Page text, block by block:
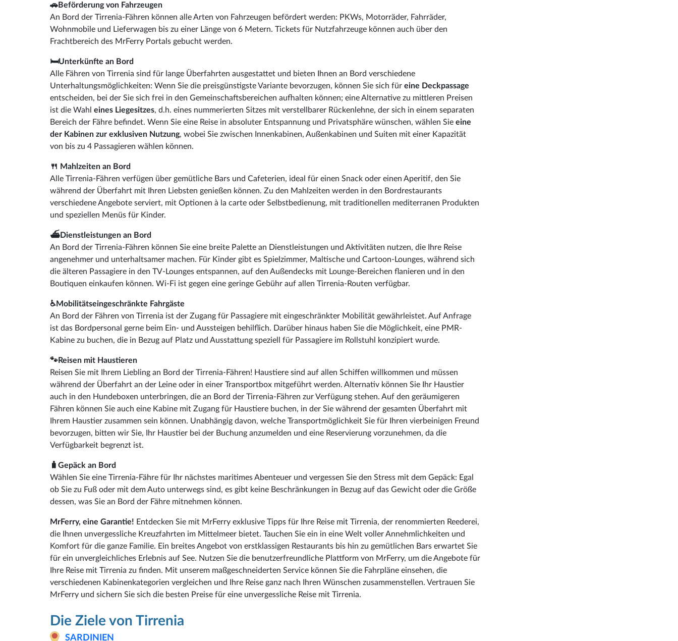
🚗Beförderung von Fahrzeugen
An Bord der Tirrenia-Fähren können alle Arten von Fahrzeugen befördert werden: PKWs, Motorräder, Fahrräder,
Wohnmobile und Lieferwagen bis zu einer Länge von 6 Metern. Tickets für Nutzfahrzeuge können auch über den
Frachtbereich des MrFerry Portals gebucht werden.
🛏Unterkünfte an Bord
Alle Fähren von Tirrenia sind für lange Überfahrten ausgestattet und bieten Ihnen an Bord verschiedene
Unterhaltungsmöglichkeiten: Wenn Sie die preisgünstigste Variante bevorzugen, können Sie sich für eine Deckpassage
entscheiden, bei der Sie sich frei in den Gemeinschaftsbereichen aufhalten können; eine Alternative zu mittleren Preisen
ist die Wahl eines Liegesitzes, d.h. eines nummerierten Sitzes mit verstellbarer Rückenlehne, der sich in einem separaten
Bereich der Fähre befindet. Wenn Sie eine Reise in absoluter Entspannung und Privatsphäre wünschen, wählen Sie eine
der Kabinen zur exklusiven Nutzung, wobei Sie zwischen Innenkabinen, Außenkabinen und Suiten mit einer Kapazität
von bis zu 4 Passagieren wählen können.
🍴 Mahlzeiten an Bord
Alle Tirrenia-Fähren verfügen über gemütliche Bars und Cafeterien, ideal für einen Snack oder einen Aperitif, den Sie
während der Überfahrt mit Ihren Liebsten genießen können. Zu den Mahlzeiten werden in den Bordrestaurants
verschiedene Angebote serviert, mit Optionen à la carte oder Selbstbedienung, mit traditionellen mediterranen Produkten
und speziellen Menüs für Kinder.
⛴️Dienstleistungen an Bord
An Bord der Tirrenia-Fähren können Sie eine breite Palette an Dienstleistungen und Aktivitäten nutzen, die Ihre Reise
angenehmer und unterhaltsamer machen. Für Kinder gibt es Spielzimmer, Maltische und Cartoon-Lounges, während sich
die älteren Passagiere in den TV-Lounges entspannen, auf den Außendecks mit Lounge-Bereichen flanieren und in den
Boutiquen einkaufen können. Wi-Fi ist gegen eine geringe Gebühr auf allen Tirrenia-Routen verfügbar.
♿Mobilitätseingeschränkte Fahrgäste
An Bord der Fähren von Tirrenia ist der Zugang für Passagiere mit eingeschränkter Mobilität gewährleistet. Auf Anfrage
ist das Bordpersonal gerne beim Ein- und Aussteigen behilflich. Darüber hinaus haben Sie die Möglichkeit, eine PMR-
Kabine zu buchen, die in Bezug auf Platz und Ausstattung speziell für Passagiere im Rollstuhl konzipiert wurde.
🐾Reisen mit Haustieren
Reisen Sie mit Ihrem Liebling an Bord der Tirrenia-Fähren! Haustiere sind auf allen Schiffen willkommen und müssen
während der Überfahrt an der Leine oder in einer Transportbox mitgeführt werden. Alternativ können Sie Ihr Haustier
auch in den Hundeboxen unterbringen, die an Bord der Tirrenia-Fähren zur Verfügung stehen. Auf den geräumigeren
Fähren können Sie auch eine Kabine mit Zugang für Haustiere buchen, in der Sie während der gesamten Überfahrt mit
Ihrem Haustier zusammen sein können. Unabhängig davon, welche Transportmöglichkeit Sie für Ihren vierbeinigen Freund
bevorzugen, bitten wir Sie, Ihr Haustier bei der Buchung anzumelden und eine Reservierung vorzunehmen, da die
Verfügbarkeit begrenzt ist.
🧳Gepäck an Bord
Wählen Sie eine Tirrenia-Fähre für Ihr nächstes maritimes Abenteuer und vergessen Sie den Stress mit dem Gepäck: Egal
ob Sie zu Fuß oder mit dem Auto unterwegs sind, es gibt keine Beschränkungen in Bezug auf das Gewicht oder die Größe
dessen, was Sie an Bord der Fähre mitnehmen können.
MrFerry, eine Garantie! Entdecken Sie mit MrFerry exklusive Tipps für Ihre Reise mit Tirrenia, der renommierten Reederei,
die Ihnen unvergessliche Kreuzfahrten im Mittelmeer bietet. Tauchen Sie ein in eine Welt voller Annehmlichkeiten und
Komfort für die ganze Familie. Ein breites Angebot von erstklassigen Restaurants bis hin zu gemütlichen Bars erwartet Sie
für ein unvergleichliches Erlebnis auf See. Nutzen Sie die benutzerfreundliche Plattform von MrFerry, um die Angebote für
Ihre Reise mit Tirrenia zu finden. Mit unserem maßgeschneiderten Service können Sie die Fahrpläne einsehen, die
verschiedenen Kabinenkategorien vergleichen und Ihre Reise ganz nach Ihren Wünschen zusammenstellen. Vertrauen Sie
MrFerry und sichern Sie sich die besten Preise für eine unvergessliche Reise mit Tirrenia.
Die Ziele von Tirrenia
SARDINIEN